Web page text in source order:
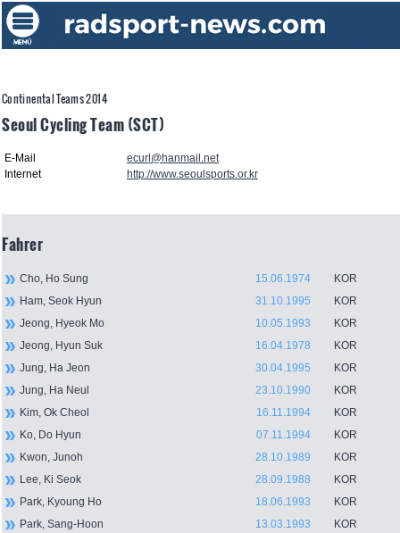
Continental Teams 2014
Seoul Cycling Team (SCT)
E-Mail
ecurl@hanmail.net
Internet
http://www.seoulsports.or.kr
Fahrer
Cho, Ho Sung 15.06.1974
KOR
Ham, Seok Hyun
31.10.1995
KOR
Jeong, Hyeok Mo
10.05.1993
KOR
Jeong, Hyun Suk
16.04.1978
KOR
Jung, Ha Jeon
30.04.1995
KOR
Jung, Ha Neul
23.10.1990
KOR
Kim, Ok Cheol
16.11.1994
KOR
Ko, Do Hyun
07.11.1994
KOR
Kwon, Junoh
28.10.1989
KOR
Lee, Ki Seok
28.09.1988
KOR
Park, Kyoung Ho
18.06.1993
KOR
Park, Sang-Hoon
13.03.1993 KOR